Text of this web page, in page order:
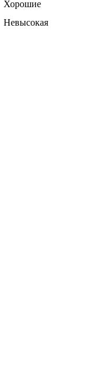
Хорошие
Невысокая